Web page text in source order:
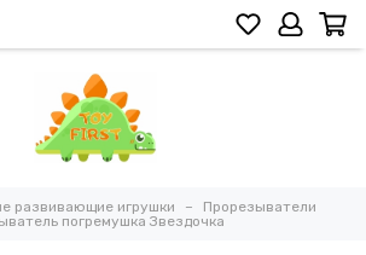
развивающие игрушки
Прорезыватели
погремушка Звездочка